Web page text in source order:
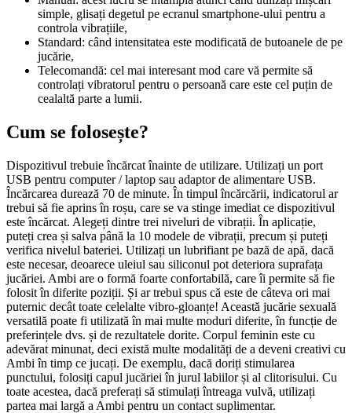
simple, glisați degetul pe ecranul smartphone-ului pentru a
controla vibrațiile,
Standard: când intensitatea este modificată de butoanele de pe
jucărie,
Telecomandă: cel mai interesant mod care vă permite să
controlați vibratorul pentru o persoană care este cel puțin de
cealaltă parte a lumii.
Cum se folosește?
Dispozitivul trebuie încărcat înainte de utilizare. Utilizați un port
USB pentru computer / laptop sau adaptor de alimentare USB.
Încărcarea durează 70 de minute. În timpul încărcării, indicatorul ar
trebui să fie aprins în roșu, care se va stinge imediat ce dispozitivul
este încărcat. Alegeți dintre trei niveluri de vibrații. În aplicație,
puteți crea și salva până la 10 modele de vibrații, precum și puteți
verifica nivelul bateriei. Utilizați un lubrifiant pe bază de apă, dacă
este necesar, deoarece uleiul sau siliconul pot deteriora suprafața
jucăriei. Ambi are o formă foarte confortabilă, care îi permite să fie
folosit în diferite poziții. Și ar trebui spus că este de câteva ori mai
puternic decât toate celelalte vibro-gloanțe! Această jucărie sexuală
versatilă poate fi utilizată în mai multe moduri diferite, în funcție de
preferințele dvs. și de rezultatele dorite. Corpul feminin este cu
adevărat minunat, deci există multe modalități de a deveni creativi cu
Ambi în timp ce jucați. De exemplu, dacă doriți stimularea
punctului, folosiți capul jucăriei în jurul labiilor și al clitorisului. Cu
toate acestea, dacă preferați să stimulați întreaga vulvă, utilizați
partea mai largă a Ambi pentru un contact suplimentar.